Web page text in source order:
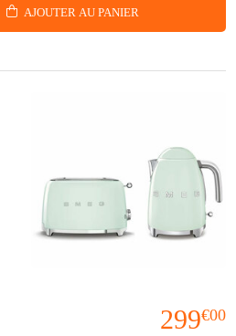
AJOUTER AU PANIER
299€00